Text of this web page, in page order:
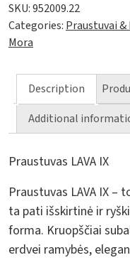
SKU:952009.22
Categories: Praustuvai
Mora
Description
Additional
Praustuvas LAVA IX
Praustuvas LAVA IX –
ta pati išskirtinė ir
forma. Kruopščiai
erdvei ramybės,